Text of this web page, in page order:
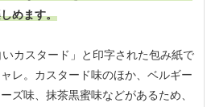
めます。
カスタード」と印字された包み紙で
レ。カスタード味のほか、ベルギー
ズ味、抹茶黒蜜味などがあるため、